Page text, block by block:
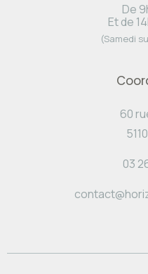
De
Et de
(Samedi
60
03